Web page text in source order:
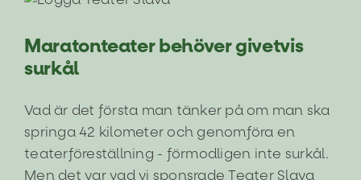
Maratonteater behöver givetvis surkål
Maratonteater behöver givetvis
surkål
Vad är det första man tänker på om man ska
springa 42 kilometer och genomföra en
teaterföreställning - förmodligen inte surkål.
Men det var vad vi sponsrade Teater Slava